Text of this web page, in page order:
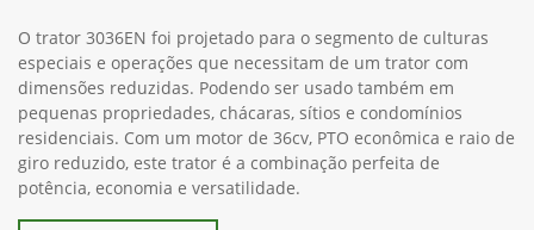
O trator 3036EN foi projetado para o segmento de culturas
especiais e operações que necessitam de um trator com
dimensões reduzidas. Podendo ser usado também em
pequenas propriedades, chácaras, sítios e condomínios
residenciais. Com um motor de 36cv, PTO econômica e raio de
giro reduzido, este trator é a combinação perfeita de
potência, economia e versatilidade.